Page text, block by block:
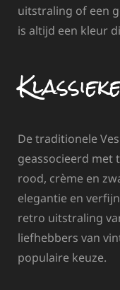
uitstraling of een
is altijd een kleur
De traditionele
geassocieerd met
rood, crème en
elegantie en
retro uitstraling
liefhebbers van
populaire keuze.